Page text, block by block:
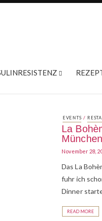
EVENTS /
La
München
November 28,
Das La
fuhr ich
Dinner
READ MORE